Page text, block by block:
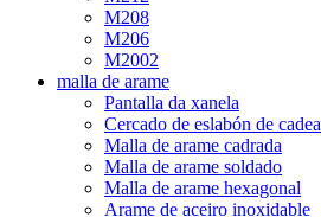
M208
M206
M2002
malla de arame
Pantalla da xanela
Cercado de eslabón de cadea
Malla de arame cadrada
Malla de arame soldado
Malla de arame hexagonal
Arame de aceiro inoxidable